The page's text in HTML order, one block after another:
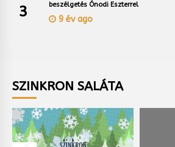
3
beszélgetés Ónodi Eszterrel
9 év ago
SZINKRON SALÁTA